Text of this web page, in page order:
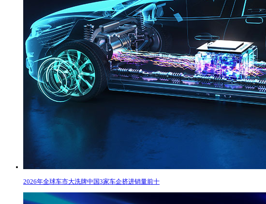
2026年全球车市大洗牌中国3家车企挤进销量前十